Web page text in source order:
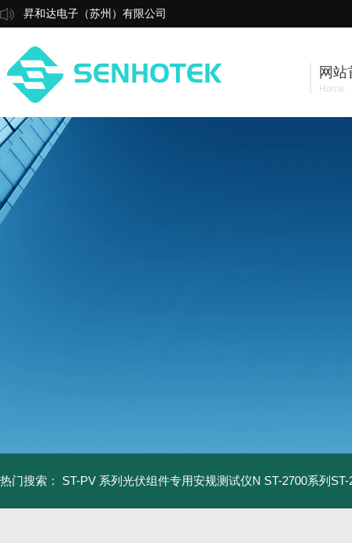
昇和达电子（苏州）有限公司
网站
Home
热门搜索： ST-PV 系列光伏组件专用安规测试仪N ST-2700系列